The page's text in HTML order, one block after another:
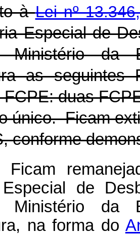
àLei nº
Especial de
Ministério da
as seguintes
duas
único. Ficam
conforme
de
Ministério da
na forma do